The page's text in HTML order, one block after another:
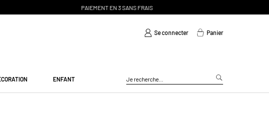
Se connecter Panier
ENFANT